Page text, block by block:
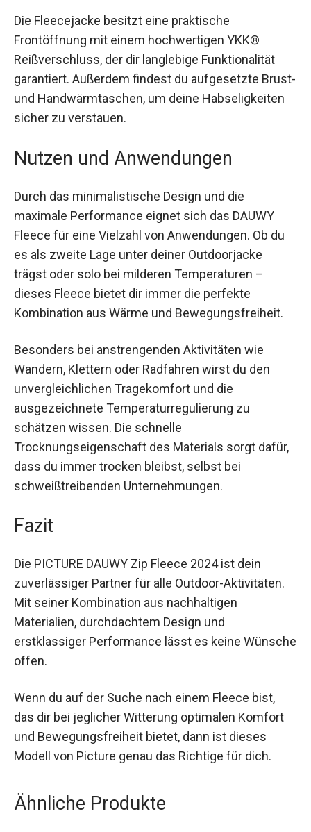
Frontöffnung mit einem hochwertigen YKK®
Reißverschluss, der dir langlebige Funktionalität
garantiert. Außerdem findest du aufgesetzte
Brust- und Handwärmtaschen, um deine
Habseligkeiten sicher zu verstauen.
Nutzen und Anwendungen
maximale Performance eignet sich das DAUWY
Fleece für eine Vielzahl von Anwendungen. Ob du
es als zweite Lage unter deiner Outdoorjacke
trägst oder solo bei milderen Temperaturen –
dieses Fleece bietet dir immer die perfekte
Kombination aus Wärme und Bewegungsfreiheit.
Wandern, Klettern oder Radfahren wirst du den
unvergleichlichen Tragekomfort und die
ausgezeichnete Temperaturregulierung zu
schätzen wissen. Die schnelle
Trocknungseigenschaft des Materials sorgt
dafür, dass du immer trocken bleibst, selbst bei
schweißtreibenden Unternehmungen.
Fazit
zuverlässiger Partner für alle Outdoor-Aktivitäten.
Mit seiner Kombination aus nachhaltigen
Materialien, durchdachtem Design und
erstklassiger Performance lässt es keine
Wünsche offen.
das dir bei jeglicher Witterung optimalen Komfort
und Bewegungsfreiheit bietet, dann ist dieses
Modell von Picture genau das Richtige für dich.
Ähnliche Produkte